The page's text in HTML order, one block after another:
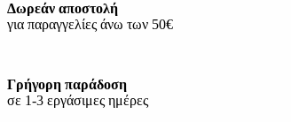
Δωρεάν αποστολή
για παραγγελίες άνω των 50€
Γρήγορη παράδοση
σε 1-3 εργάσιμες ημέρες